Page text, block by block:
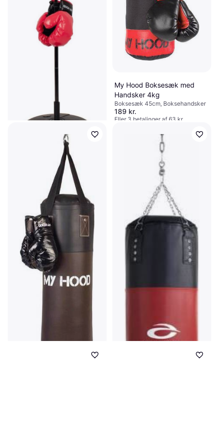
My Hood Boxing Ball &
Pærebold 146cm, Boksehandsker
9+ butikker
My Hood Boksesæk med
Handsker 4kg
Boksesæk 45cm, Boksehandsker
189 kr.
Eller 3 betalinger af 63 kr.